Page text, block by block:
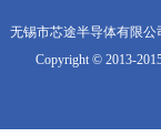
无锡市芯途半导体有限公
Copyright © 2013-